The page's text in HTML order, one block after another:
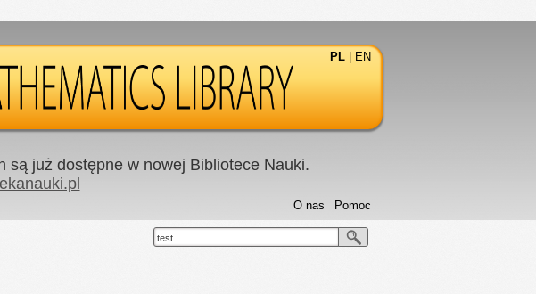
PL EN
są już dostępne w nowej Bibliotece Nauki.
Pomoc
O nas
test